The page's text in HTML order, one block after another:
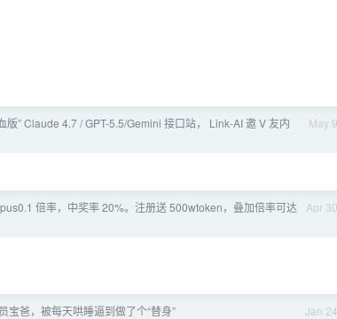
May 9
版” Claude 4.7 / GPT-5.5/Gemini 接口站， Link-AI 邀 V 友内
Apr 30
倍率，中奖率 20%。注册送 500wtoken，叠加倍率可达
Jan 24
宝爸，被每天哄睡逼到做了个“替身”